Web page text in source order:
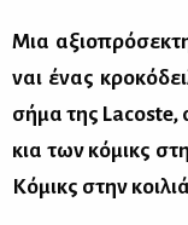
Μια
ναι ένας
σή­μα της Lacoste,
κια των κό­μικς
Κό­μικς στην